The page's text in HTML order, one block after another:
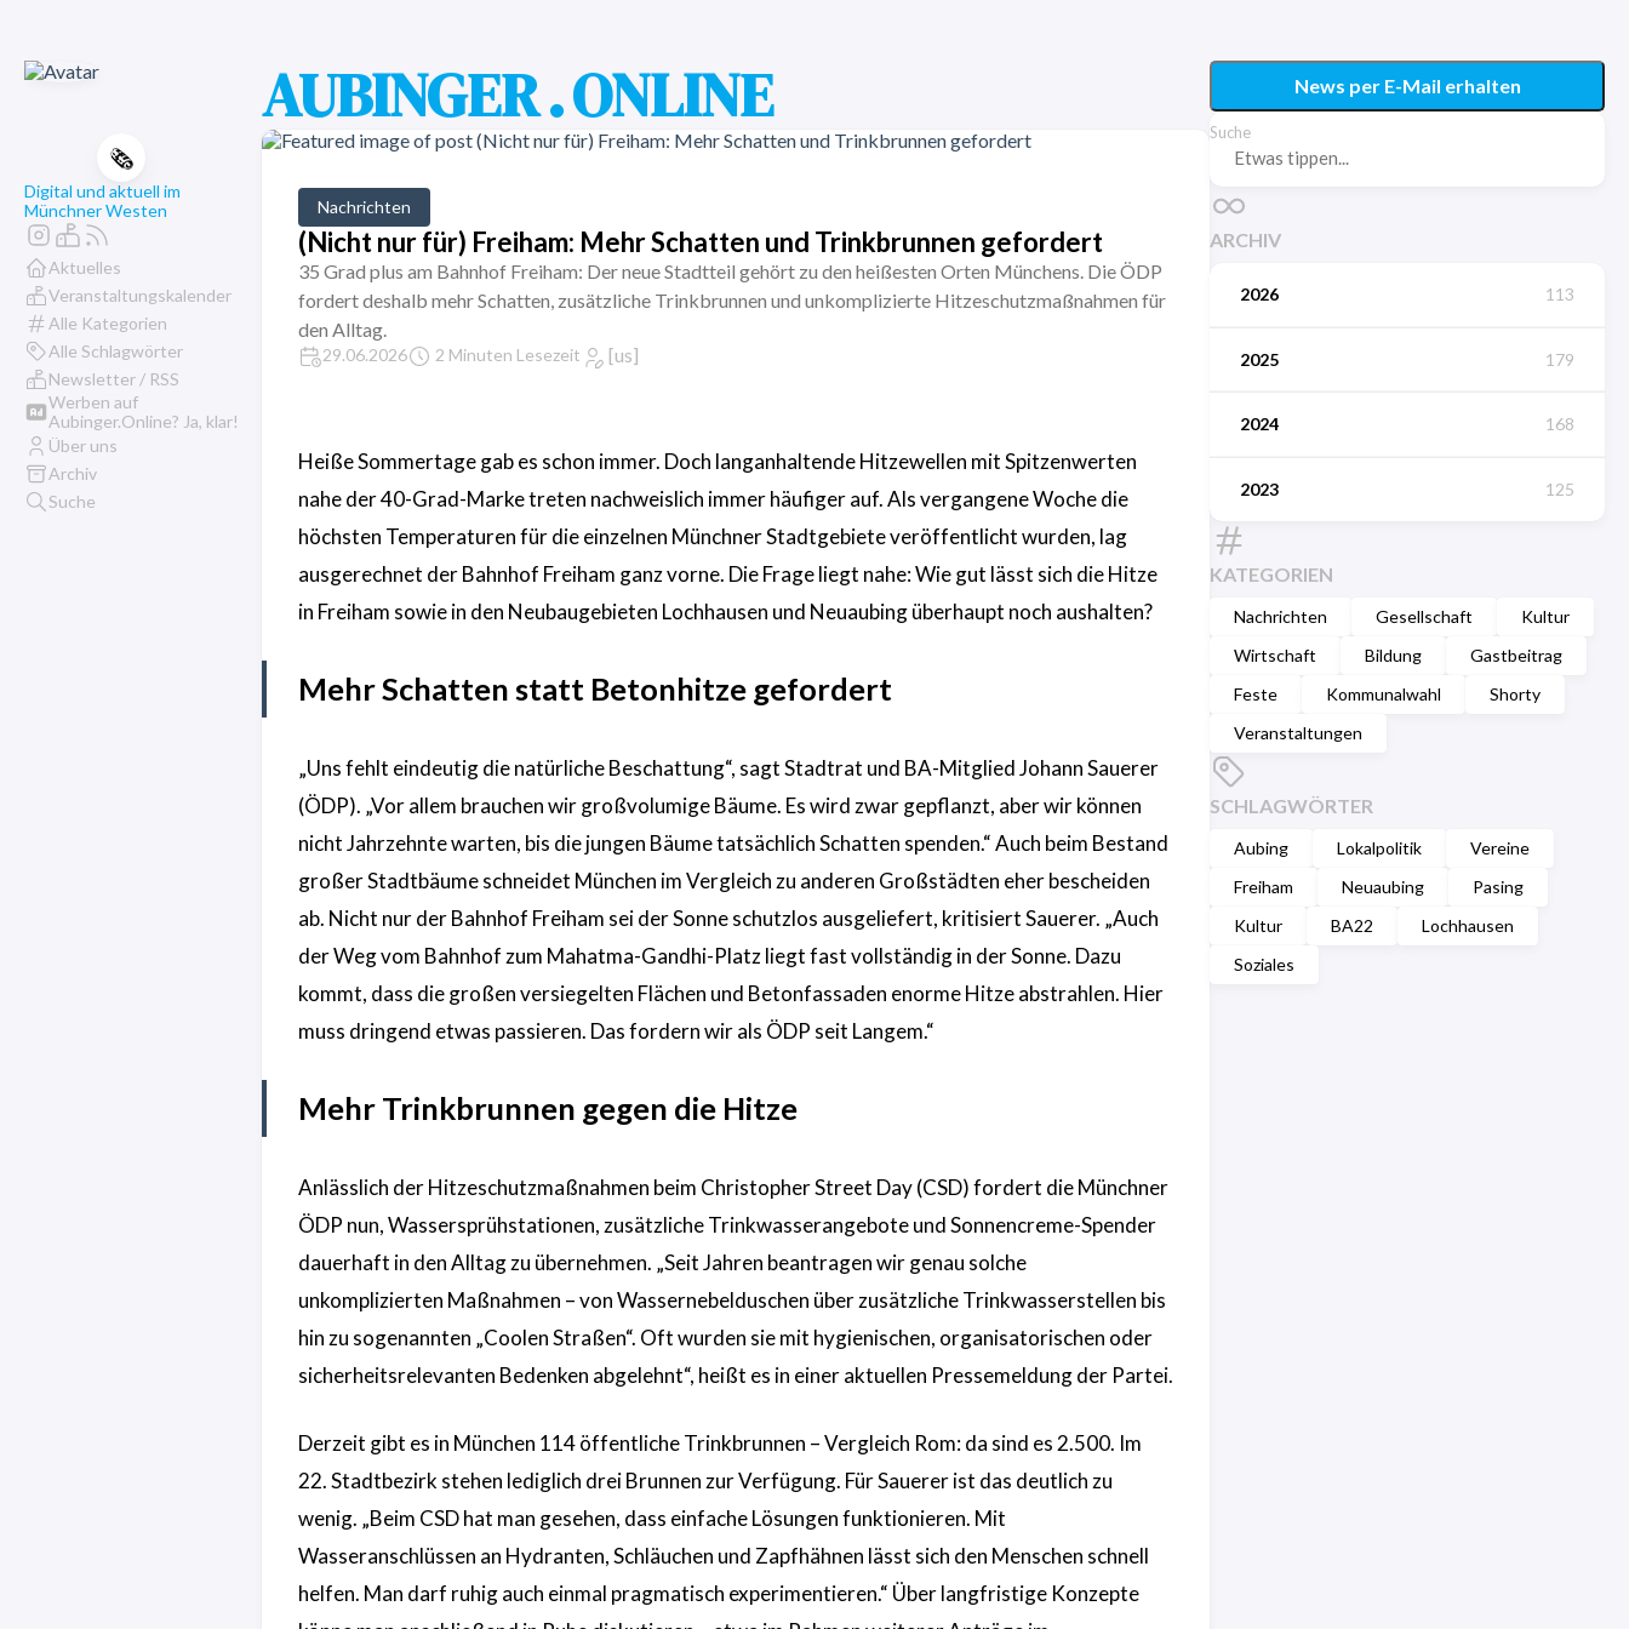
🗞️
Digital und aktuell im
Münchner Westen
Aktuelles
Veranstaltungskalender
Alle Kategorien
Alle Schlagwörter
Newsletter / RSS
Werben auf
Aubinger.Online? Ja, klar!
Über uns
Archiv
Suche
News per E-Mail erhalten
Suche
ARCHIV
2026 113
2025 179
2024 168
2023 125
KATEGORIEN
Nachrichten Gesellschaft
Kultur
Wirtschaft
Bildung
Gastbeitrag
Feste
Kommunalwahl
Shorty
Veranstaltungen
SCHLAGWÖRTER
Aubing Lokalpolitik
Vereine
Freiham
Neuaubing
Pasing
Kultur
BA22
Lochhausen
Soziales
AUBINGER . ONLINE
Nachrichten
(Nicht nur für) Freiham: Mehr Schatten und Trinkbrunnen gefordert
35 Grad plus am Bahnhof Freiham: Der neue Stadtteil gehört zu den heißesten Orten Münchens. Die ÖDP
fordert deshalb mehr Schatten, zusätzliche Trinkbrunnen und unkomplizierte Hitzeschutzmaßnahmen für
den Alltag.
29.06.2026 2 Minuten Lesezeit [us]
Heiße Sommertage gab es schon immer. Doch langanhaltende Hitzewellen mit Spitzenwerten
nahe der 40-Grad-Marke treten nachweislich immer häufiger auf. Als vergangene Woche die
höchsten Temperaturen für die einzelnen Münchner Stadtgebiete veröffentlicht wurden, lag
ausgerechnet der Bahnhof Freiham ganz vorne. Die Frage liegt nahe: Wie gut lässt sich die Hitze
in Freiham sowie in den Neubaugebieten Lochhausen und Neuaubing überhaupt noch aushalten?
Mehr Schatten statt Betonhitze gefordert
„Uns fehlt eindeutig die natürliche Beschattung“, sagt Stadtrat und BA-Mitglied Johann Sauerer
(ÖDP). „Vor allem brauchen wir großvolumige Bäume. Es wird zwar gepflanzt, aber wir können
nicht Jahrzehnte warten, bis die jungen Bäume tatsächlich Schatten spenden.“ Auch beim Bestand
großer Stadtbäume schneidet München im Vergleich zu anderen Großstädten eher bescheiden
ab. Nicht nur der Bahnhof Freiham sei der Sonne schutzlos ausgeliefert, kritisiert Sauerer. „Auch
der Weg vom Bahnhof zum Mahatma-Gandhi-Platz liegt fast vollständig in der Sonne. Dazu
kommt, dass die großen versiegelten Flächen und Betonfassaden enorme Hitze abstrahlen. Hier
muss dringend etwas passieren. Das fordern wir als ÖDP seit Langem.“
Mehr Trinkbrunnen gegen die Hitze
Anlässlich der Hitzeschutzmaßnahmen beim Christopher Street Day (CSD) fordert die Münchner
ÖDP nun, Wassersprühstationen, zusätzliche Trinkwasserangebote und Sonnencreme-Spender
dauerhaft in den Alltag zu übernehmen. „Seit Jahren beantragen wir genau solche
unkomplizierten Maßnahmen – von Wassernebelduschen über zusätzliche Trinkwasserstellen bis
hin zu sogenannten „Coolen Straßen“. Oft wurden sie mit hygienischen, organisatorischen oder
sicherheitsrelevanten Bedenken abgelehnt“, heißt es in einer aktuellen Pressemeldung der Partei.
Derzeit gibt es in München 114 öffentliche Trinkbrunnen – Vergleich Rom: da sind es 2.500. Im
22. Stadtbezirk stehen lediglich drei Brunnen zur Verfügung. Für Sauerer ist das deutlich zu
wenig. „Beim CSD hat man gesehen, dass einfache Lösungen funktionieren. Mit
Wasseranschlüssen an Hydranten, Schläuchen und Zapfhähnen lässt sich den Menschen schnell
helfen. Man darf ruhig auch einmal pragmatisch experimentieren.“ Über langfristige Konzepte